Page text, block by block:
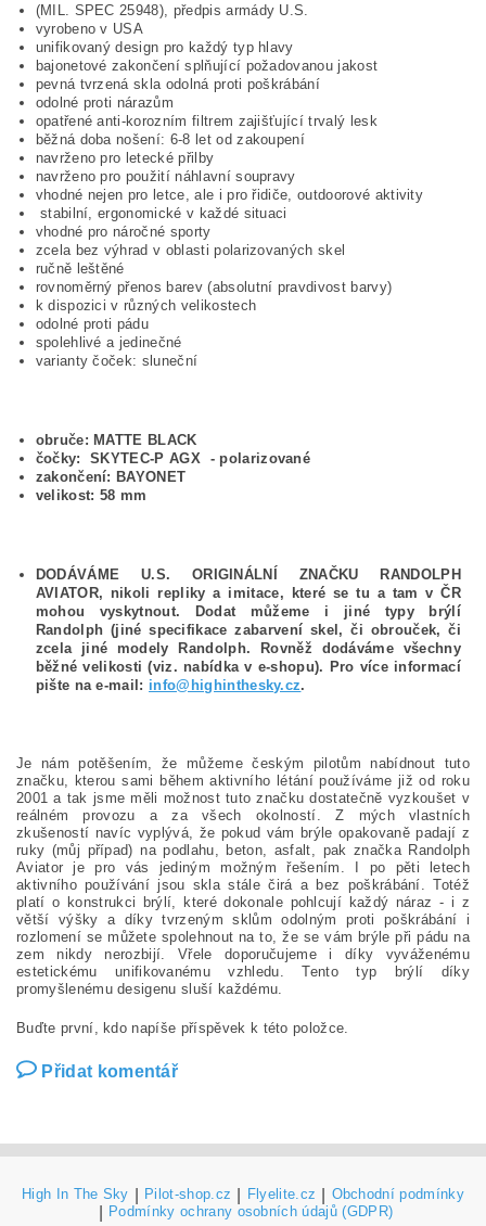
(MIL. SPEC 25948), předpis armády U.S.
vyrobeno v USA
unifikovaný design pro každý typ hlavy
bajonetové zakončení splňující požadovanou jakost
pevná tvrzená skla odolná proti poškrábání
odolné proti nárazům
opatřené anti-korozním filtrem zajišťující trvalý lesk
běžná doba nošení: 6-8 let od zakoupení
navrženo pro letecké přilby
navrženo pro použití náhlavní soupravy
vhodné nejen pro letce, ale i pro řidiče, outdoorové aktivity
stabilní, ergonomické v každé situaci
vhodné pro náročné sporty
zcela bez výhrad v oblasti polarizovaných skel
ručně leštěné
rovnoměrný přenos barev (absolutní pravdivost barvy)
k dispozici v různých velikostech
odolné proti pádu
spolehlivé a jedinečné
varianty čoček: sluneční
obruče: MATTE BLACK
čočky: SKYTEC-P AGX - polarizované
zakončení: BAYONET
velikost: 58 mm
DODÁVÁME U.S. ORIGINÁLNÍ ZNAČKU RANDOLPH
AVIATOR, nikoli repliky a imitace, které se tu a tam v ČR
mohou vyskytnout. Dodat můžeme i jiné typy brýlí
Randolph (jiné specifikace zabarvení skel, či obrouček, či
zcela jiné modely Randolph. Rovněž dodáváme všechny
běžné velikosti (viz. nabídka v e-shopu). Pro více informací
pište na e-mail: info@highinthesky.cz.
Je nám potěšením, že můžeme českým pilotům nabídnout tuto
značku, kterou sami během aktivního létání používáme již od roku
2001 a tak jsme měli možnost tuto značku dostatečně vyzkoušet v
reálném provozu a za všech okolností. Z mých vlastních
zkušeností navíc vyplývá, že pokud vám brýle opakovaně padají z
ruky (můj případ) na podlahu, beton, asfalt, pak značka Randolph
Aviator je pro vás jediným možným řešením. I po pěti letech
aktivního používání jsou skla stále čirá a bez poškrábání. Totéž
platí o konstrukci brýlí, které dokonale pohlcují každý náraz - i z
větší výšky a díky tvrzeným sklům odolným proti poškrábání i
rozlomení se můžete spolehnout na to, že se vám brýle při pádu na
zem nikdy nerozbijí. Vřele doporučujeme i díky vyváženému
estetickému unifikovanému vzhledu. Tento typ brýlí díky
promyšlenému desigenu sluší každému.
Buďte první, kdo napíše příspěvek k této položce.
Přidat komentář
High In The Sky Pilot-shop.cz Flyelite.cz Obchodní podmínky
Podmínky ochrany osobních údajů (GDPR)